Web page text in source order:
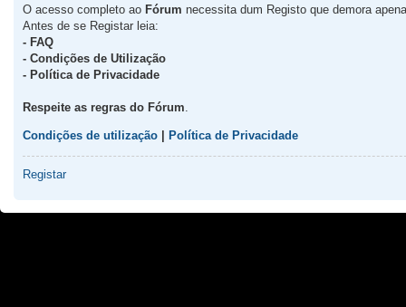
O acesso completo ao Fórum necessita dum Registo que demora
Antes de se Registar leia:
- FAQ
- Condições de Utilização
- Política de Privacidade
Respeite as regras do Fórum
Condições de utilização Política de Privacidade
Registar